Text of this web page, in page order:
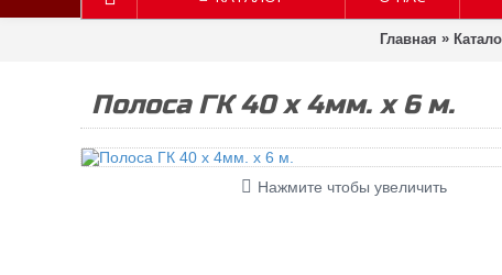
Главная »
Полоса ГК 40 х 4мм. х 6 м.
Нажмите чтобы увеличить